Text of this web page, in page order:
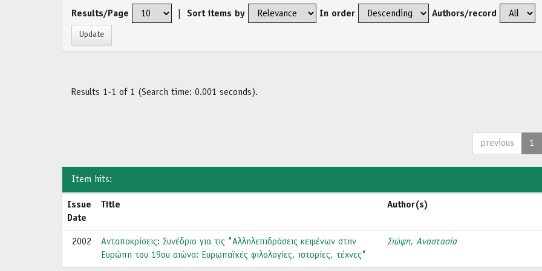
Results/Page Sort items by In order Authors/record
Results 1-1 of 1 (Search time: 0.001 seconds).
previous 1
Item hits:
Issue
Date
Title Author(s)
2002
Ανταποκρίσεις: Συνέδριο για τις "Αλληλεπιδράσεις κειμένων στην
Ευρώπη του 19ου αιώνα: Ευρωπαϊκές φιλολογίες, ιστορίες, τέχνες"
Σιώψη, Αναστασία